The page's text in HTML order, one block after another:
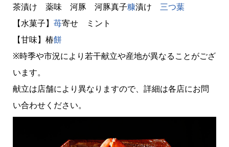
茶漬け 薬味 河豚 河豚真子糠漬け 三つ葉
【水菓子】 苺寄せ ミント
【甘味】椿餅
※時季や市況により若干献立や産地が異なることがござ
います。
献立は店舗により異なりますので、詳細は各店にお問
い合わせください。